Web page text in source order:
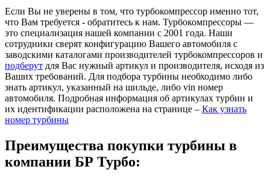
Если Вы не уверены в том, что турбокомпрессор именно тот,
что Вам требуется - обратитесь к нам. Турбокомпрессоры —
это специализация нашей компании с 2001 года. Наши
сотрудники сверят конфигурацию Вашего автомобиля с
заводскими каталогами производителей турбокомпрессоров и
подберут для Вас нужный артикул и производителя, исходя из
Ваших требований. Для подбора турбины необходимо либо
знать артикул, указанный на шильде, либо vin номер
автомобиля. Подробная информация об артикулах турбин и
их идентификации расположена на странице – Как узнать
номер турбины
Преимущества покупки турбины в
компании БР Турбо: